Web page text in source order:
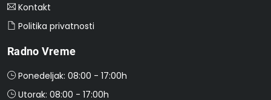
Kontakt
Politika privatnosti
Radno Vreme
Ponedeljak: 08:00 - 17:00h
Utorak: 08:00 - 17:00h